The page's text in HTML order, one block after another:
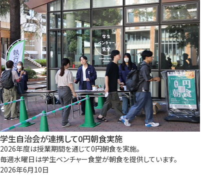
学生自治会が連携して0円朝食実施
2026年度は授業期間を通じて0円朝食を実施。
毎週水曜日は学生ベンチャー食堂が朝食を提供しています。
2026年6月10日